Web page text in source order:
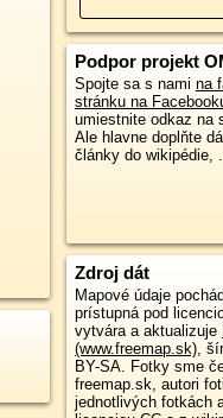
Podpor projekt
Spojte sa s nami na
stránku na
umiestnite odkaz na
Ale hlavne doplňte
články do wikipédie,
Zdroj dát
Mapové údaje
prístupná pod
vytvára a aktualizuje
(www.freemap.sk),
BY-SA. Fotky sme
freemap.sk, autori
jednotlivých fotkách